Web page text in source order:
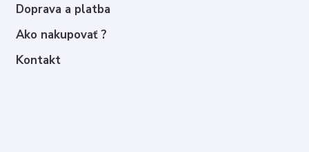
Doprava a platba
Ako nakupovať ?
Kontakt